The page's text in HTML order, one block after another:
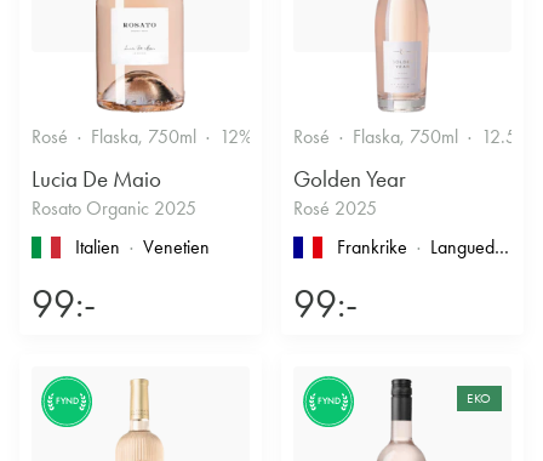
Rosé Flaska, 750ml 12% Fruktigt & Smakrikt
Lucia De Maio
Rosato Organic 2025
Italien
Venetien
99:-
Rosé Flaska, 750ml 12.5%
Golden Year
Rosé 2025
Frankrike
Languedoc-Roussillon
99:-
FYND FYND EKO